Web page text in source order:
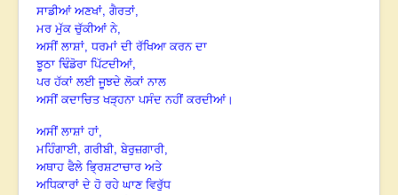
ਸਾਡੀਆਂ ਅਣਖਾਂ, ਗੈਰਤਾਂ,
ਮਰ ਮੁੱਕ ਚੁੱਕੀਆਂ ਨੇ,
ਅਸੀਂ ਲਾਸ਼ਾਂ, ਧਰਮਾਂ ਦੀ ਰੱਖਿਆ ਕਰਨ ਦਾ
ਝੂਠਾ ਢਿੰਡੋਰਾ ਪਿੱਟਦੀਆਂ,
ਪਰ ਹੱਕਾਂ ਲਈ ਜੂਝਦੇ ਲੋਕਾਂ ਨਾਲ
ਅਸੀਂ ਕਦਾਚਿਤ ਖੜ੍ਹਨਾ ਪਸੰਦ ਨਹੀਂ ਕਰਦੀਆਂ।
ਅਸੀਂ ਲਾਸ਼ਾਂ ਹਾਂ,
ਮਹਿੰਗਾਈ, ਗਰੀਬੀ, ਬੇਰੁਜ਼ਗਾਰੀ,
ਅਥਾਹ ਫੈਲੇ ਭ੍ਰਿਸ਼ਟਾਚਾਰ ਅਤੇ
ਅਧਿਕਾਰਾਂ ਦੇ ਹੋ ਰਹੇ ਘਾਣ ਵਿਰੁੱਧ